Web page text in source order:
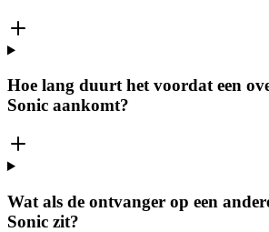
Hoe lang duurt het voordat een
Sonic aankomt?
Wat als de ontvanger op een
Sonic zit?